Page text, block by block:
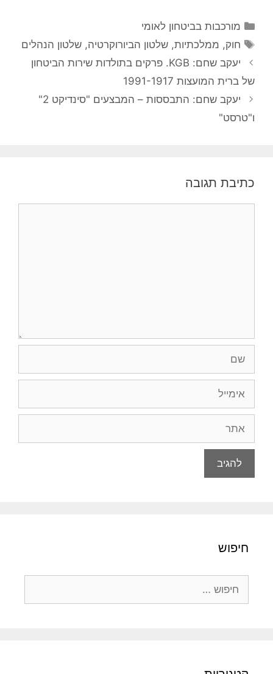
קטגוריות
מורכבות בביטחון לאומי
תגיות
חוק, ממלכתיות,שלטון הביורוקרטיה,שלטון הנהלים
יעקב שחם: KGB. פרקים בתולדות שירות הביטחון
של ברית המועצות 1991-1917
יעקב שחם: התבססות – המבצעים "סינדיקט 2"
ו"טרסט"
כתיבת תגובה
חיפוש